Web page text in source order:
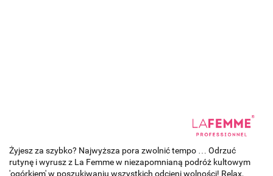
Żyjesz za szybko? Najwyższa pora zwolnić tempo … Odrzuć
rutynę i wyrusz z La Femme w niezapomnianą podróż kultowym
'ogórkiem' w poszukiwaniu wszystkich odcieni wolności! Relax,